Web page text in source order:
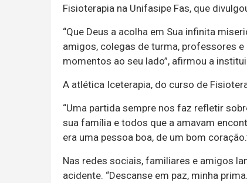
Fisioterapia na Unifasipe Fas, que
“Que Deus a acolha em Sua infinita
amigos, colegas de turma, professores
momentos ao seu lado”, afirmou a
A atlética Iceterapia, do curso de
“Uma partida sempre nos faz refletir
sua família e todos que a amavam
era uma pessoa boa, de um bom
Nas redes sociais, familiares e amigos
acidente. “Descanse em paz, minha